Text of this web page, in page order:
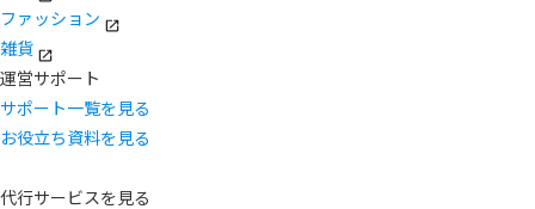
ファッション
雑貨
運営サポート
サポート一覧を見る
お役立ち資料を見る
代行サービスを見る